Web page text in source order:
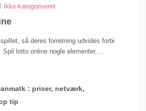
Ikke-kategoriseret
så deres forretning udvides forbi
Spil lotto online nogle elementer,…
: priser, netværk,
tip